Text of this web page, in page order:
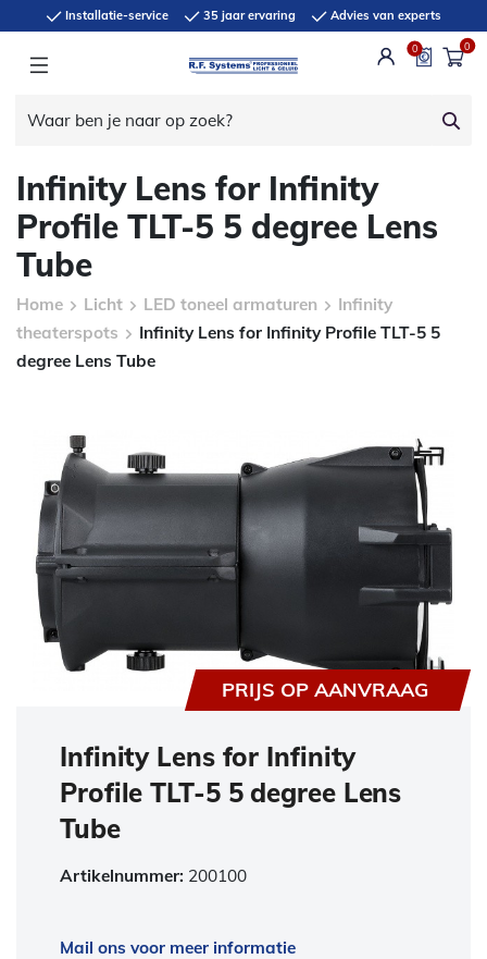
Installatie-service 35 jaar ervaring Advies van experts
0 0
Infinity Lens for Infinity
Profile TLT-5 5 degree Lens
Tube
Home Licht LED toneel armaturen
Infinity
theaterspots
Infinity Lens for Infinity Profile TLT-5 5
degree Lens Tube
PRIJS OP AANVRAAG
Infinity Lens for Infinity
Profile TLT-5 5 degree Lens
Tube
Artikelnummer: 200100
Mail ons voor meer informatie